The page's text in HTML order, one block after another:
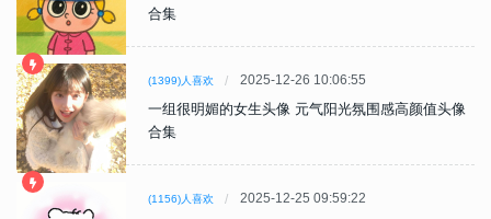
合集
(1399)人喜欢 2025-12-26 10:06:55
一组很明媚的女生头像 元气阳光氛围感高颜值头像
合集
(1156)人喜欢 2025-12-25 09:59:22